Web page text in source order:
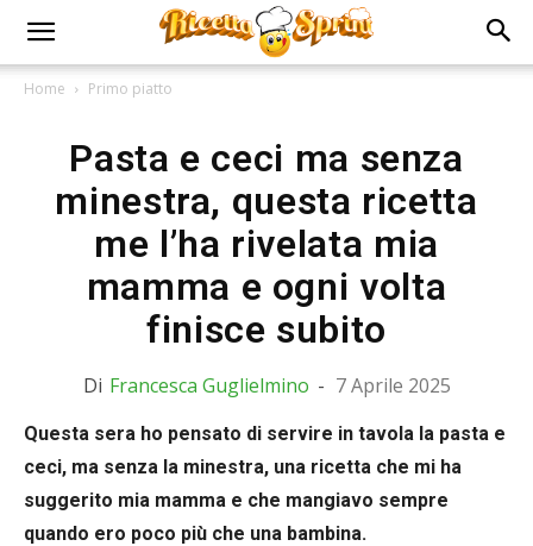
Home Primo piatto
Pasta e ceci ma senza
minestra, questa ricetta
me l’ha rivelata mia
mamma e ogni volta
finisce subito
Di Francesca Guglielmino - 7 Aprile 2025
Questa sera ho pensato di servire in tavola la pasta e
ceci, ma senza la minestra, una ricetta che mi ha
suggerito mia mamma e che mangiavo sempre
quando ero poco più che una bambina.